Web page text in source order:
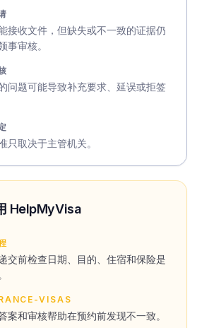
接收文件，但缺失或不一致的证据仍
事审核。
问题可能导致补充要求、延误或拒签
只取决于主管机关。
HelpMyVisa
交前检查日期、目的、住宿和保险是
VISAS
案和审核帮助在预约前发现不一致。